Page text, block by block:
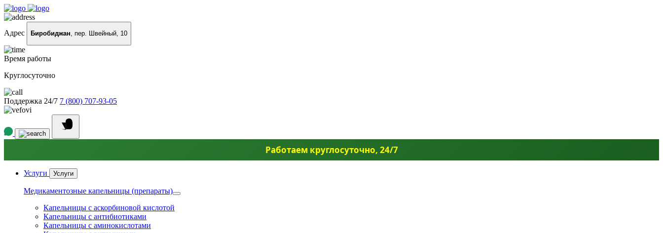
Адрес Биробиджан, пер. Швейный, 10
Время работы
Круглосуточно
Поддержка 24/7 7 (800) 707-93-05
Работаем круглосуточно, 24/7
Услуги Услуги
Медикаментозные капельницы (препараты)
Капельницы с аскорбиновой кислотой
Капельницы с антибиотиками
Капельницы с аминокислотами